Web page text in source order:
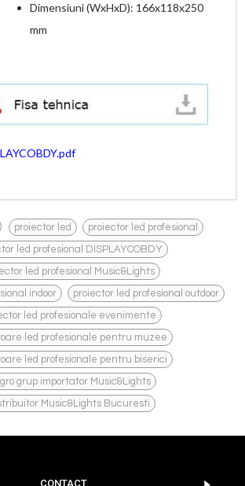
Dimensiuni (WxHxD): 166x118x250
mm
proiector led , proiector led profesional ,
led profesional DISPLAYCOBDY
led profesional Music&Lights ,
indoor proiector led profesional outdoor
led profesionale evenimente ,
led profesionale pentru muzee
led profesionale pentru biserici
grup importator Music&Lights
Music&Lights Bucuresti
CONTACT